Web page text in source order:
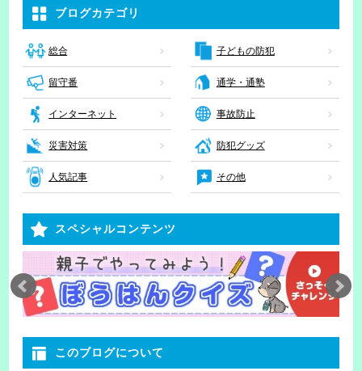
ブログカテゴリ
総合 子どもの防犯
留守番 通学・通塾
インターネット 事故防止
災害対策 防犯グッズ
人気記事 その他
スペシャルコンテンツ
このブログについて